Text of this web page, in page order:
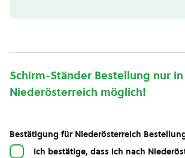
Schirm-Ständer Bestellung nur in
Niederösterreich möglich!
Bestätigung für Niederösterreich
Ich bestätige, dass ich nach